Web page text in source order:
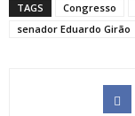
TAGS Congresso
senador Eduardo Girão